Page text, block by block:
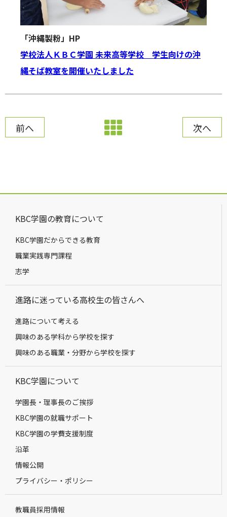
「沖縄製粉」HP
学校法人ＫＢＣ学園 未来高等学校 学生向けの沖
縄そば教室を開催いたしました
前へ 次へ
KBC学園の教育について
KBC学園だからできる教育
職業実践専門課程
志学
進路に迷っている高校生の皆さんへ
進路について考える
興味のある学科から学校を探す
興味のある職業・分野から学校を探す
KBC学園について
学園長・理事長のご挨拶
KBC学園の就職サポート
KBC学園の学費支援制度
沿革
情報公開
プライバシー・ポリシー
教職員採用情報